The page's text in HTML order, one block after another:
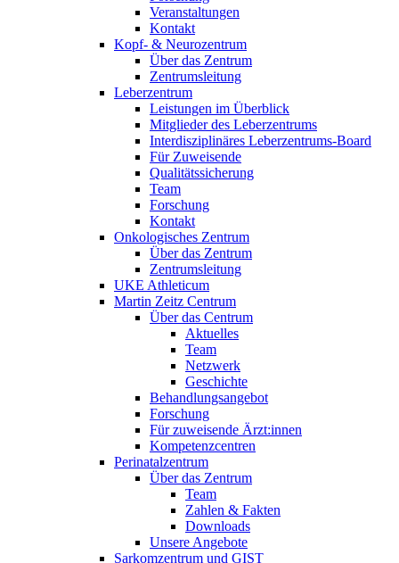
Veranstaltungen
Kontakt
Kopf- & Neurozentrum
Über das Zentrum
Zentrumsleitung
Leberzentrum
Leistungen im Überblick
Mitglieder des Leberzentrums
Interdisziplinäres Leberzentrums-Board
Für Zuweisende
Qualitätssicherung
Team
Forschung
Kontakt
Onkologisches Zentrum
Über das Zentrum
Zentrumsleitung
UKE Athleticum
Martin Zeitz Centrum
Über das Centrum
Aktuelles
Team
Netzwerk
Geschichte
Behandlungsangebot
Forschung
Für zuweisende Ärzt:innen
Kompetenzcentren
Perinatalzentrum
Über das Zentrum
Team
Zahlen & Fakten
Downloads
Unsere Angebote
Sarkomzentrum und GIST